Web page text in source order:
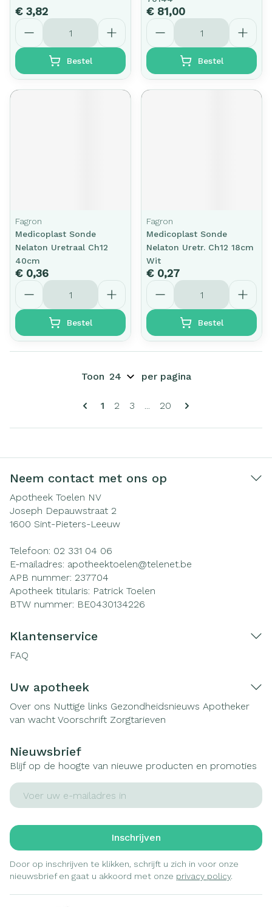
€ 3,82
Aantal
Bestel
€ 81,00
Aantal
Bestel
Fagron
Medicoplast Sonde
Nelaton Uretraal Ch12
40cm
€ 0,36
Aantal
Bestel
Fagron
Medicoplast Sonde
Nelaton Uretr. Ch12 18cm
Wit
€ 0,27
Aantal
Bestel
Pagina's
U lees momenteel pagina
1 Pagina
2 Pagina
3 ... Pagina
20
Toon per pagina
Neem contact met ons op
Apotheek Toelen NV
Joseph Depauwstraat 2
1600 Sint-Pieters-Leeuw
Telefoon: 02 331 04 06
E-mailadres: apotheektoelen@telenet.be
APB nummer: 237704
Apotheek titularis: Patrick Toelen
BTW nummer: BE0430134226
Klantenservice
FAQ
Uw apotheek
Over ons Nuttige links Gezondheidsnieuws Apotheker
van wacht Voorschrift Zorgtarieven
Nieuwsbrief
Blijf op de hoogte van nieuwe producten en promoties
E-mail adres
Inschrijven
Door op inschrijven te klikken, schrijft u zich in voor onze
nieuwsbrief en gaat u akkoord met onze privacy policy.